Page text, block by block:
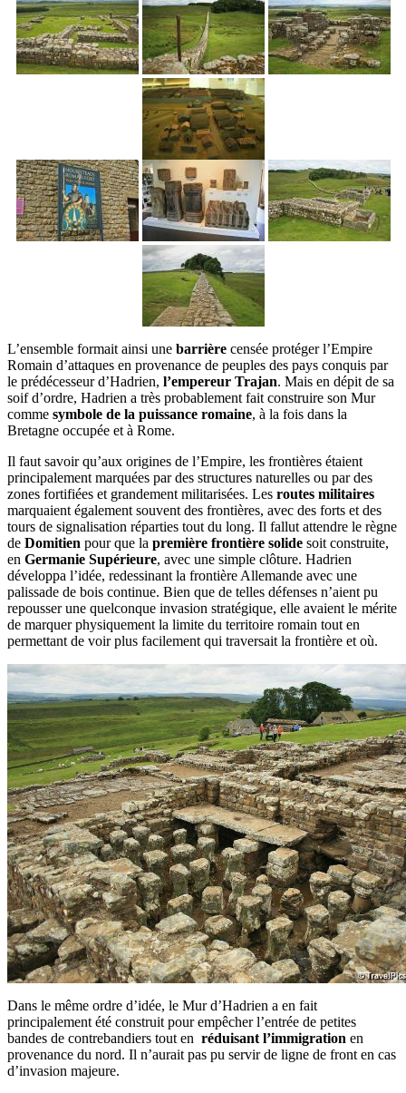
L’ensemble formait ainsi une barrière censée protéger l’Empire
Romain d’attaques en provenance de peuples des pays conquis par
le prédécesseur d’Hadrien, l’empereur Trajan. Mais en dépit de sa
soif d’ordre, Hadrien a très probablement fait construire son Mur
comme symbole de la puissance romaine, à la fois dans la
Bretagne occupée et à Rome.
Il faut savoir qu’aux origines de l’Empire, les frontières étaient
principalement marquées par des structures naturelles ou par des
zones fortifiées et grandement militarisées. Les routes militaires
marquaient également souvent des frontières, avec des forts et des
tours de signalisation réparties tout du long. Il fallut attendre le règne
de Domitien pour que la première frontière solide soit construite,
en Germanie Supérieure, avec une simple clôture. Hadrien
développa l’idée, redessinant la frontière Allemande avec une
palissade de bois continue. Bien que de telles défenses n’aient pu
repousser une quelconque invasion stratégique, elle avaient le mérite
de marquer physiquement la limite du territoire romain tout en
permettant de voir plus facilement qui traversait la frontière et où.
Dans le même ordre d’idée, le Mur d’Hadrien a en fait
principalement été construit pour empêcher l’entrée de petites
bandes de contrebandiers tout en réduisant l’immigration en
provenance du nord. Il n’aurait pas pu servir de ligne de front en cas
d’invasion majeure.